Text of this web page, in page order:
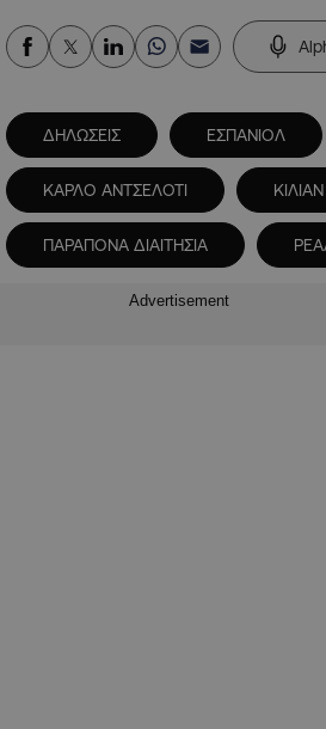
ΔΗΛΩΣΕΙΣ ΕΣΠΑΝΙΟΛ
ΚΑΡΛΟ ΑΝΤΣΕΛΟΤΙ
ΠΑΡΑΠΟΝΑ ΔΙΑΙΤΗΣΙΑ
Advertisement